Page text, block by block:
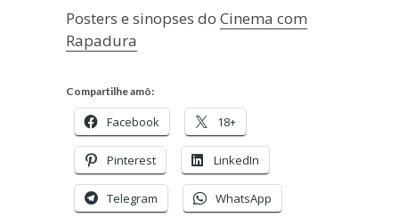
Posters e sinopses do Cinema com
Rapadura
Compartilhe amô:
Facebook 18+
Pinterest LinkedIn
Telegram WhatsApp